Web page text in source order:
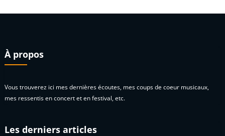
À propos
Vous trouverez ici mes dernières écoutes, mes coups de coeur musicaux,
mes ressentis en concert et en festival, etc.
Les derniers articles